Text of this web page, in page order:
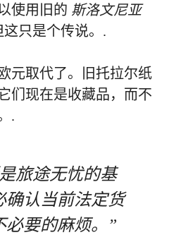
使用旧的 斯洛文尼亚
只是个传说。.
元取代了。旧托拉尔纸
们现在是收藏品，而不
.
旅途无忧的基
确认当前法定货
必要的麻烦。”